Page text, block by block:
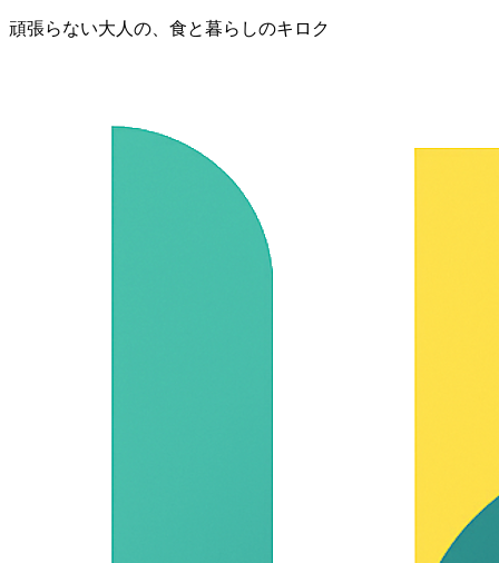
頑張らない大人の、食と暮らしのキロク